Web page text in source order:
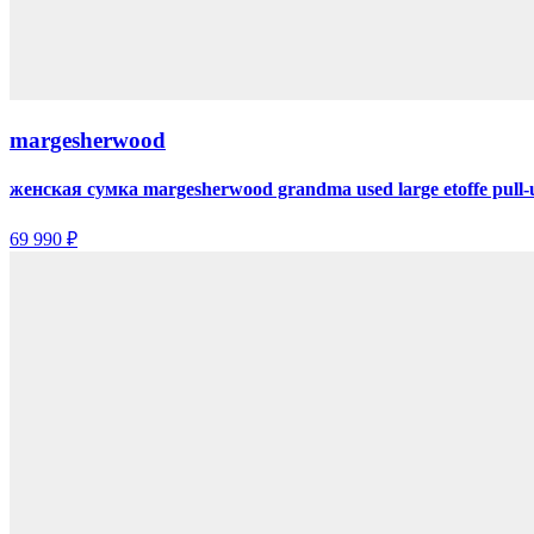
margesherwood
женская сумка margesherwood grandma used large etoffe pull-
69 990 ₽